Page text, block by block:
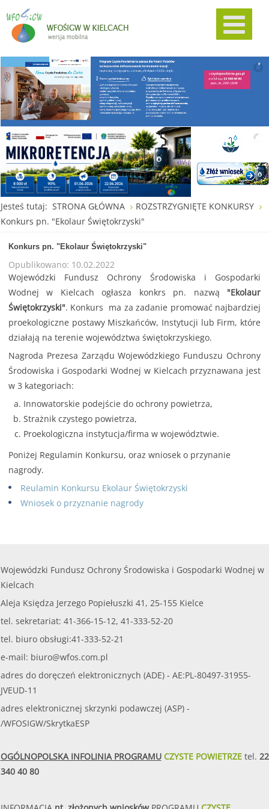
Jesteś tutaj: STRONA GŁÓWNA
ROZSTRZYGNIĘTE KONKURSY
Konkurs pn. "Ekolaur Świętokrzyski"
Konkurs pn. "Ekolaur Świętokrzyski"
Opublikowano: 10.02.2022
Wojewódzki Fundusz Ochrony Środowiska i Gospodarki
Wodnej w Kielcach ogłasza konkrs pn. nazwą "Ekolaur
Świętokrzyski". Konkurs ma za zadanie promować najbardziej
proekologiczne postawy Miszkańców, Instytucji lub Firm, które
działają na terenie województwa świętokrzyskiego.
Nagroda Prezesa Zarządu Wojewódzkiego Funduszu Ochrony
Środowiska i Gospodarki Wodnej w Kielcach przyznawana jest
w 3 kategoriach:
Innowatorskie podejście do ochrony powietrza,
Strażnik czystego powietrza,
Proekologiczna instytucja/firma w województwie.
Poniżej Regulamin Konkursu, oraz wniosek o przynanie
nagrody.
Reulamin Konkursu Ekolaur Świętokrzyski
Wniosek o przyznanie nagrody
Wojewódzki Fundusz Ochrony Środowiska i Gospodarki Wodnej w
Kielcach
Aleja Księdza Jerzego Popiełuszki 41, 25-155 Kielce
tel. sekretariat: 41-366-15-12, 41-333-52-20
tel. biuro obsługi:41-333-52-21
e-mail: biuro@wfos.com.pl
adres do doręczeń elektronicznych (ADE) - AE:PL-80497-31955-
JVEUD-11
adres elektronicznej skrzynki podawczej (ASP) -
/WFOSIGW/SkrytkaESP
OGÓLNOPOLSKA INFOLINIA PROGRAMUCZYSTE POWIETRZEtel. 22
340 40 80